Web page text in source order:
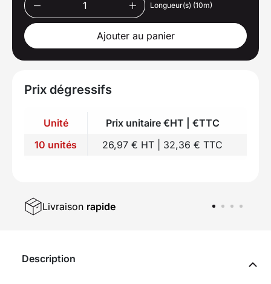
Longueur(s) (10m)
Ajouter au panier
Prix dégressifs
Unité
Prix unitaire €HT | €TTC
10 unités
26,97 € HT | 32,36 € TTC
Livraison rapide
Description